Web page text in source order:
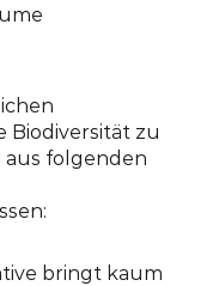
Biodiversität zu
aus folgenden
bringt kaum